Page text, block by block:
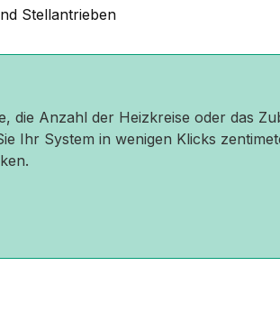
Stellantrieben
die Anzahl der Heizkreise oder das
Ihr System in wenigen Klicks